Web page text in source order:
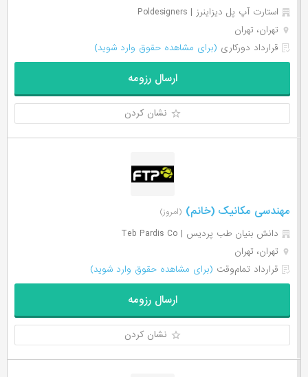
استارت آپ پل دیزاینرز | Poldesigners
تهران، تهران
قرارداد دورکاری (برای مشاهده حقوق وارد شوید)
ارسال رزومه
نشان کردن
مهندسی مکانیک (خانم) (امروز)
دانش بنیان طب پردیس | Teb Pardis Co
تهران، تهران
قرارداد تمام‌وقت (برای مشاهده حقوق وارد شوید)
ارسال رزومه
نشان کردن